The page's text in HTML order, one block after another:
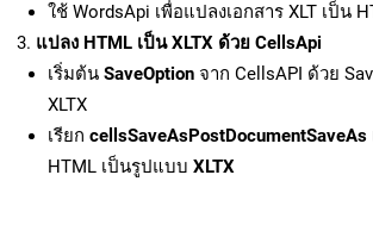
ใช้ WordsApi เพื่อแปลงเอกสาร XLT เป็น
แปลง HTML เป็น XLTX ด้วย CellsApi
เริ่มต้น SaveOption จาก CellsAPI ด้วย
XLTX
เรียก cellsSaveAsPostDocumentSaveAs
HTML เป็นรูปแบบ XLTX